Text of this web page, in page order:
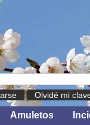
Olvidé mi
Amuletos